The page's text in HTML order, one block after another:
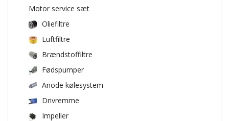
Motor service sæt
Oliefiltre
Luftfiltre
Brændstoffiltre
Fødspumper
Anode kølesystem
Drivremme
Impeller